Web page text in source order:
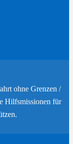
ohne Grenzen /
Hilfsmissionen für